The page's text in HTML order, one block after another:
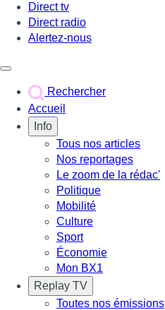
Direct tv
Direct radio
Alertez-nous
Rechercher
Accueil
Info
Tous nos articles
Nos reportages
Le zoom de la rédac'
Politique
Mobilité
Culture
Sport
Économie
Mon BX1
Replay TV
Toutes nos émissions